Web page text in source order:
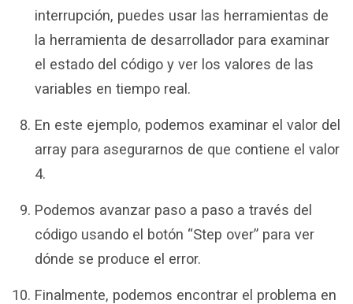
interrupción, puedes usar las herramientas de
la herramienta de desarrollador para examinar
el estado del código y ver los valores de las
variables en tiempo real.
En este ejemplo, podemos examinar el valor del
array para asegurarnos de que contiene el valor
4.
Podemos avanzar paso a paso a través del
código usando el botón “Step over” para ver
dónde se produce el error.
Finalmente, podemos encontrar el problema en